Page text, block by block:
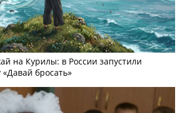
на Курилы: в России запустили
бросать»